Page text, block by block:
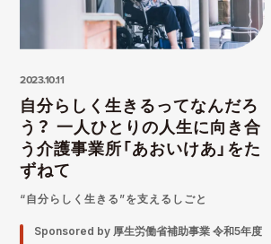
2023.10.11
自分らしく生きるってなんだろ
う？ 一人ひとりの人生に向き合
う介護事業所「あおいけあ」をた
ずねて
“自分らしく生きる”を支えるしごと
Sponsored by 厚生労働省補助事業 令和5年度